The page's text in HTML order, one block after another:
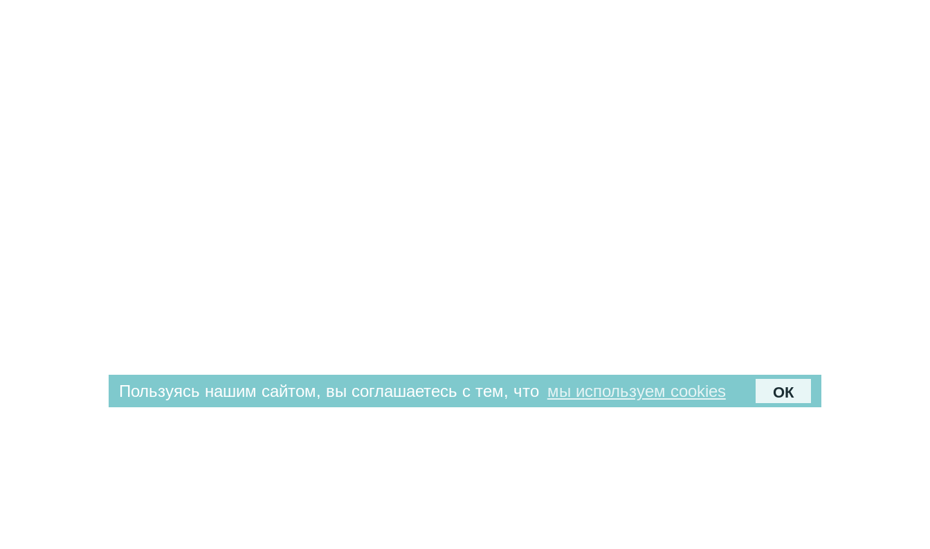
Пользуясь нашим сайтом, вы соглашаетесь с тем, что мы используем cookies ОК